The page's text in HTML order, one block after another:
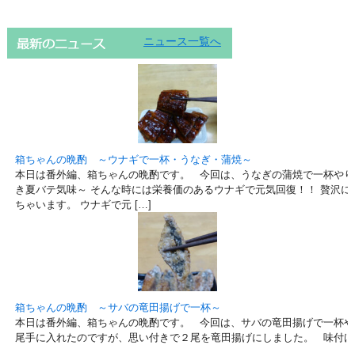
ニュース一覧へ
箱ちゃんの晩酌 ～ウナギで一杯・うなぎ・蒲焼～
本日は番外編、箱ちゃんの晩酌です。 今回は、うなぎの蒲焼で一杯や
き夏バテ気味～ そんな時には栄養価のあるウナギで元気回復！！ 贅沢
ちゃいます。 ウナギで元 […]
箱ちゃんの晩酌 ～サバの竜田揚げで一杯～
本日は番外編、箱ちゃんの晩酌です。 今回は、サバの竜田揚げで一杯
尾手に入れたのですが、思い付きで２尾を竜田揚げにしました。 味付